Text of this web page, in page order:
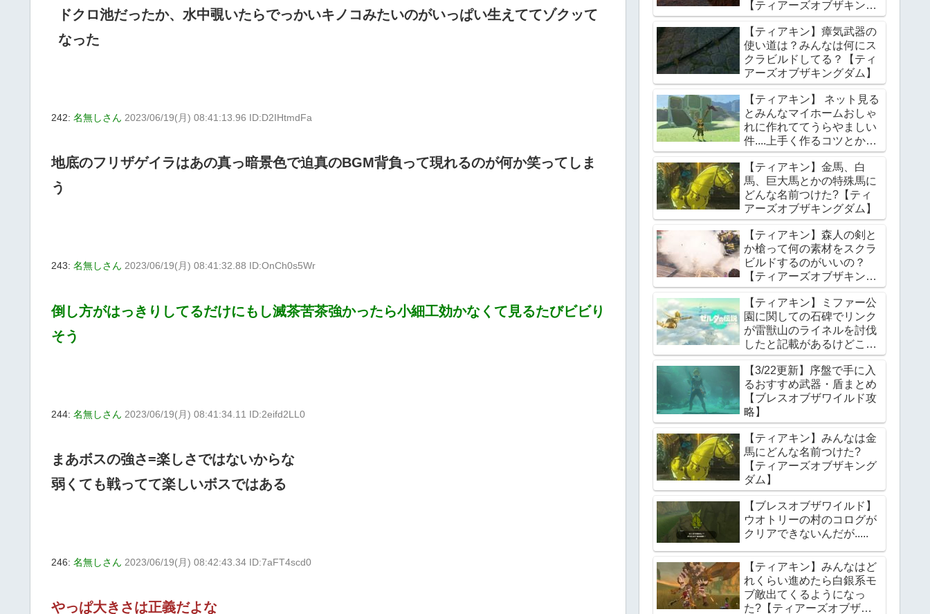
ドクロ池だったか、水中覗いたらでっかいキノコみたいのがいっぱい生えててゾクッて
なった
242: 名無しさん 2023/06/19(月) 08:41:13.96 ID:D2IHtmdFa
地底のフリザゲイラはあの真っ暗景色で迫真のBGM背負って現れるのが何か笑ってしま
う
243: 名無しさん 2023/06/19(月) 08:41:32.88 ID:OnCh0s5Wr
倒し方がはっきりしてるだけにもし滅茶苦茶強かったら小細工効かなくて見るたびビビり
そう
244: 名無しさん 2023/06/19(月) 08:41:34.11 ID:2eifd2LL0
まあボスの強さ=楽しさではないからな
弱くても戦ってて楽しいボスではある
246: 名無しさん 2023/06/19(月) 08:42:43.34 ID:7aFT4scd0
やっぱ大きさは正義だよな
【ティアーズオブザキング
ダム】
【ティアキン】瘴気武器の
使い道は？みんなは何にス
クラビルドしてる？【ティ
アーズオブザキングダム】
【ティアキン】 ネット見る
とみんなマイホームおしゃ
れに作れててうらやましい
件....上手く作るコツとかあ
る？【ティアーズオブザキ
ングダム】
【ティアキン】金馬、白
馬、巨大馬とかの特殊馬に
どんな名前つけた?【ティ
アーズオブザキングダム】
【ティアキン】森人の剣と
か槍って何の素材をスクラ
ビルドするのがいいの？
【ティアーズオブザキング
ダム】
【ティアキン】ミファー公
園に関しての石碑でリンク
が雷獣山のライネルを討伐
したと記載があるけどこれ
っていつの話?【ティアー
ズオブザキングダム】
【3/22更新】序盤で手に入
るおすすめ武器・盾まとめ
【ブレスオブザワイルド攻
略】
【ティアキン】みんなは金
馬にどんな名前つけた?
【ティアーズオブザキング
ダム】
【ブレスオブザワイルド】
ウオトリーの村のコログが
クリアできないんだが.....
【ティアキン】みんなはど
れくらい進めたら白銀系モ
ブ敵出てくるようになっ
た?【ティアーズオブザキ